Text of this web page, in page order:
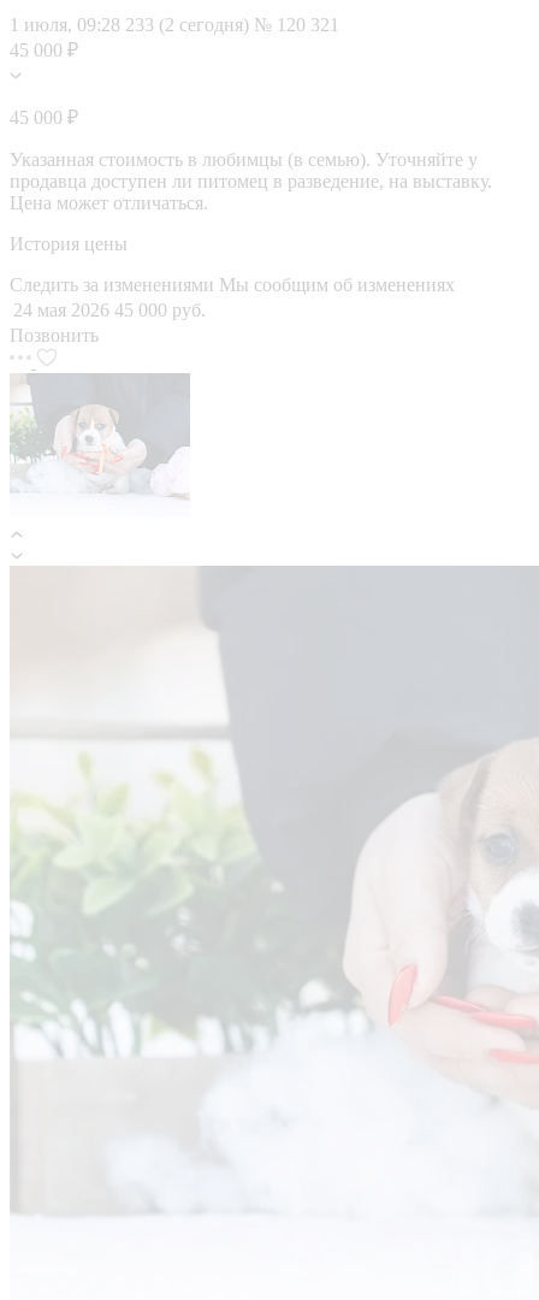
1 июля, 09:28 233 (2 сегодня) № 120 321
45 000 ₽
45 000 ₽
Указанная стоимость в любимцы (в семью). Уточняйте у
продавца доступен ли питомец в разведение, на выставку.
Цена может отличаться.
История цены
Следить за изменениями Мы сообщим об изменениях
24 мая 2026 45 000 руб.
Позвонить